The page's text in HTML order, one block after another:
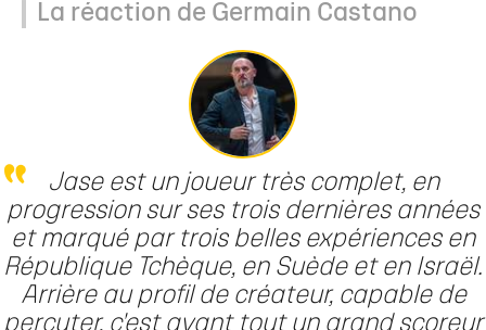
La réaction de Germain Castano
Jase est un joueur très complet, en
progression sur ses trois dernières années
et marqué par trois belles expériences en
République Tchèque, en Suède et en Israël.
Arrière au profil de créateur, capable de
percuter, c'est avant tout un grand scoreur